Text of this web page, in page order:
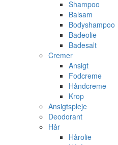
Shampoo
Balsam
Bodyshampoo
Badeolie
Badesalt
Cremer
Ansigt
Fodcreme
Håndcreme
Krop
Ansigtspleje
Deodorant
Hår
Hårolie